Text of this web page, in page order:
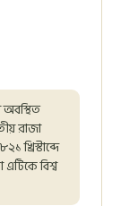
রাজা
খ্রিস্টাব্দে
বিশ্ব